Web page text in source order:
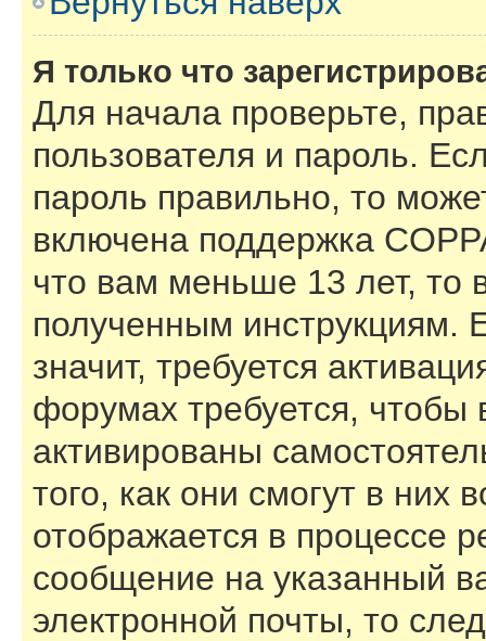
Я только что
Для начала проверьте,
пользователя и пароль.
пароль правильно, то
включена поддержка
что вам меньше 13 лет, то
полученным инструкциям.
значит, требуется
форумах требуется,
активированы
того, как они смогут в
отображается в процессе
сообщение на указанный
электронной почты, то